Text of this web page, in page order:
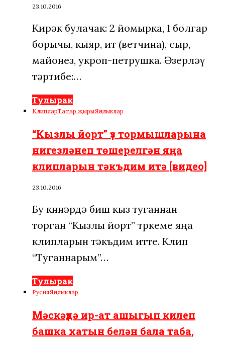
23.10.2016
Кирәк булачак: 2 йомырка, 1 болгар
борычы, кыяр, ит (ветчина), сыр,
майонез, укроп-петрушка. Әзерләү
тәртибе:…
Тулырак
КлипларТатар җырыЯңалыклар
“Кызлы йорт” үз тормышларына
нигезләнеп төшерелгән яңа
клипларын тәкъдим итә [видео]
23.10.2016
Бу көннәрдә биш кыз туганнан
торган “Кызлы йорт” төркеме яңа
клипларын тәкъдим итте. Клип
“Туганнарым”…
Тулырак
РусияЯңалыклар
Мәскәүдә ир-ат ашыгып килеп
башка хатын белән бала таба,